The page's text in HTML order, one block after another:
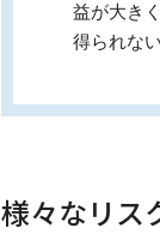
益が大き
得られな
様々なリス